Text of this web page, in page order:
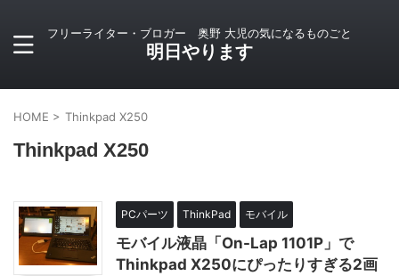
フリーライター・ブロガー 奥野 大児の気になるものごと
明日やります
HOME > Thinkpad X250
Thinkpad X250
PCパーツ ThinkPad モバイル
モバイル液晶「On-Lap 1101P」で
Thinkpad X250にぴったりすぎる2画